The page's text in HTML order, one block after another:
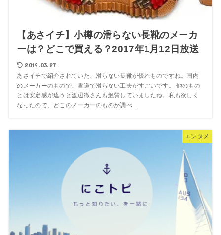
【あさイチ】小樽の滑らない長靴のメーカ
ーは？どこで買える？2017年1月12日放送
2019.03.27
あさイチで紹介されていた、滑らない長靴が優れものですね。国内
のメーカーのもので、雪道で滑らない工夫がすごいです。 他のもの
とは安定感が違うと渡辺徹さんも絶賛していましたね。私も欲しく
なったので、どこのメーカーのものか調べ...
エンタメ